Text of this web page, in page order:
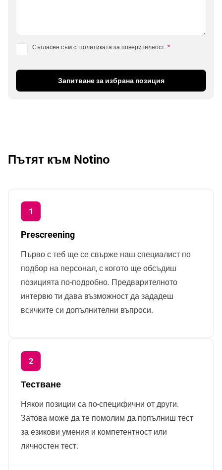
Съгласен съм с политиката за поверителност. *
Запитване за избрана позиция
Пътят към Notinо
Prescreening
Първо с теб ще се свърже наш специалист по
подбор на персонал, с когото ще обсъдиш
позицията по-подробно. Предварителното
интервю ти дава възможност да зададеш
всичките си допълнителни въпроси.
Тестване
Някои позиции са по-специфични от други.
Затова може да те помолим да попълниш тест
за езикови умения и компетентност или
личностен тест.